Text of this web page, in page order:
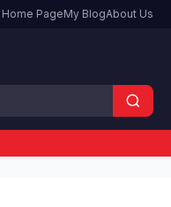
Home PageMy BlogAbout Us